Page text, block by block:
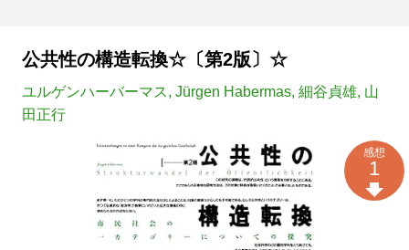
公共性の構造転換☆〔第2版〕☆
ユルゲンハーバーマス, Jürgen Habermas, 細谷貞雄, 山
田正行
感想
1